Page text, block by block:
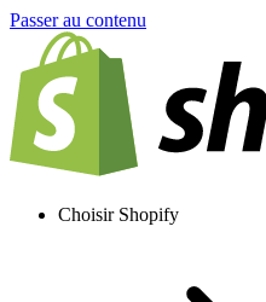
Passer au contenu
Choisir Shopify